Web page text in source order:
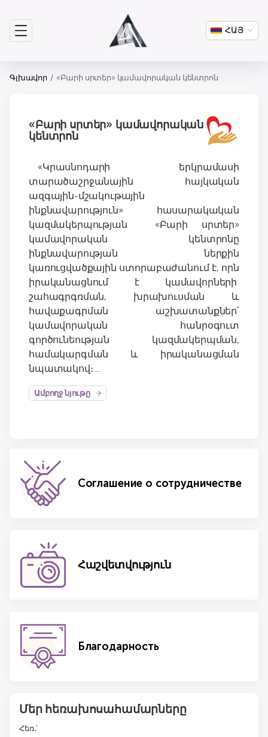
ՀԱՅ
Գլխավոր «Բարի սրտեր» կամավորական կենտրոն
«Բարի սրտեր» կամավորական
կենտրոն
«Կրասնոդարի երկրամասի
տարածաշրջանային հայկական
ազգային-մշակութային
ինքնավարություն» հասարակական
կազմակերպության «Բարի սրտեր»
կամավորական կենտրոնը
ինքնավարության ներքին
կառուցվածքային ստորաբաժանում է, որն
իրականացնում է կամավորների
շահագրգռման, խրախուսման և
հավաքագրման աշխատանքներ՝
կամավորական հանրօգուտ
գործունեության կազմակերպման,
համակարգման և իրականացման
նպատակով։ ...
Ամբողջ նյութը
Соглашение о сотрудничестве
Հաշվետվություն
Благодарность
Մեր հեռախոսահամարները
Հեռ․՝